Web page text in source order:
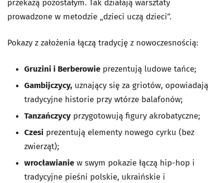
przekażą pozostałym. Tak działają warsztaty
prowadzone w metodzie „dzieci uczą dzieci”.
Pokazy z założenia łączą tradycję z nowoczesnością:
Gruzini i Berberowie prezentują ludowe tańce;
Gambijczycy, uznający się za griotów, opowiadają
tradycyjne historie przy wtórze balafonów;
Tanzańczycy przygotowują figury akrobatyczne;
Czesi prezentują elementy nowego cyrku (bez
zwierząt);
wrocławianie w swym pokazie łączą hip-hop i
tradycyjne pieśni polskie, ukraińskie i